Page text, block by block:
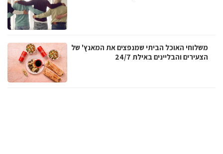
משלוחי האוכל הביתי שמנפצים את המאנץ' של
הצעירים והבליינים באילת 24/7